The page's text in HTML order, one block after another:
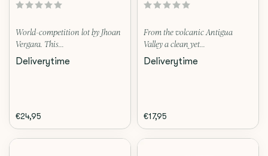
World-competition lot by Jhoan
Vergara. This...
Deliverytime
€24,95
From the volcanic Antigua
Valley a clean yet...
Deliverytime
€17,95